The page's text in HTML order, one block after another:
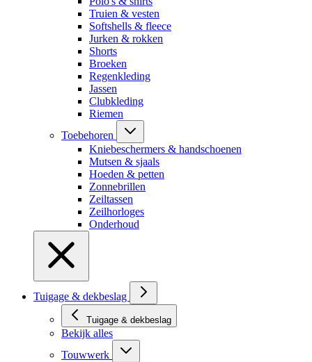
Truien & vesten
Softshells & fleece
Jurken & rokken
Shorts
Broeken
Regenkleding
Jassen
Clubkleding
Riemen
Toebehoren
Kniebeschermers & handschoenen
Mutsen & sjaals
Hoeden & petten
Zonnebrillen
Zeiltassen
Zeilhorloges
Onderhoud
Tuigage & dekbeslag
Tuigage & dekbeslag
Bekijk alles
Touwwerk